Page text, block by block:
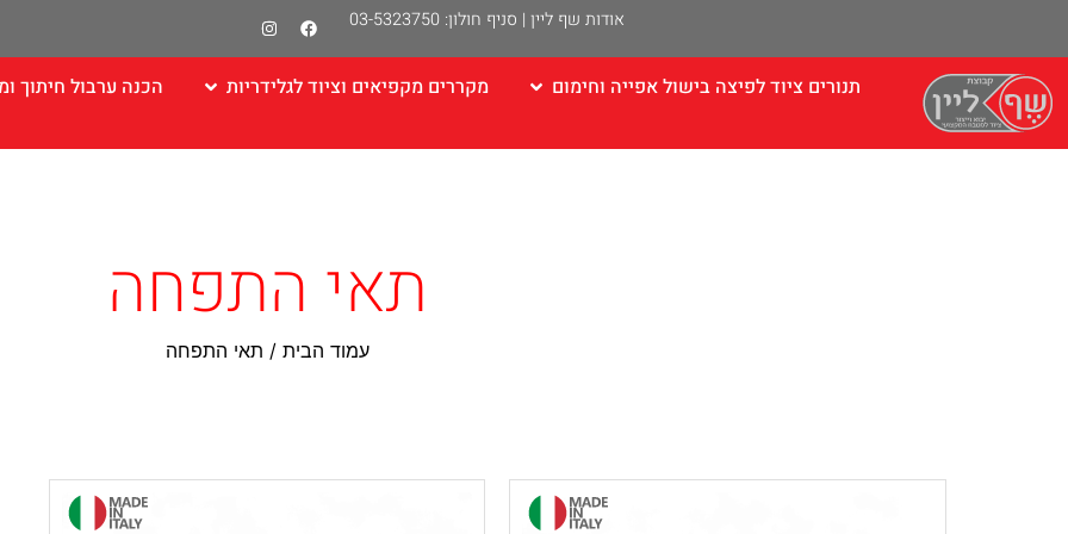
אודות שף ליין | סניף חולון: 03-5323750
תנורים ציוד לפיצה בישול אפייה וחימום מקררים מקפיאים וציוד לגלידריות הכנה ערבול חיתוך
תאי התפחה
עמוד הבית / תאי התפחה